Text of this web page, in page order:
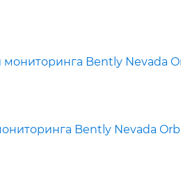
Bently Nevada